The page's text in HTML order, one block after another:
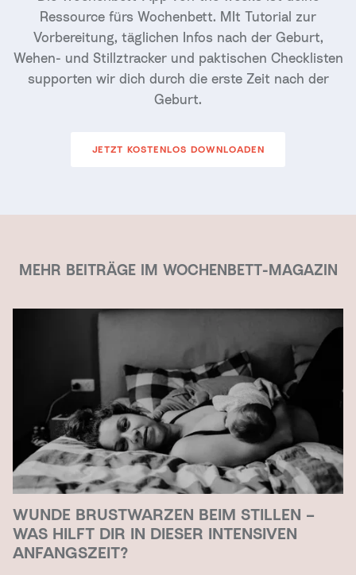
Ressource fürs Wochenbett. MIt Tutorial zur
Vorbereitung, täglichen Infos nach der Geburt,
Wehen- und Stillztracker und paktischen Checklisten
supporten wir dich durch die erste Zeit nach der
Geburt.
JETZT KOSTENLOS DOWNLOADEN
MEHR BEITRÄGE IM WOCHENBETT-MAGAZIN
WUNDE BRUSTWARZEN BEIM STILLEN –
WAS HILFT DIR IN DIESER INTENSIVEN
ANFANGSZEIT?